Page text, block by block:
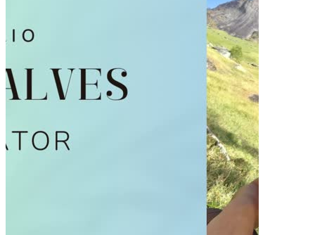
Você recebe o arquivo para usar em qualquer canal.
30 segundos